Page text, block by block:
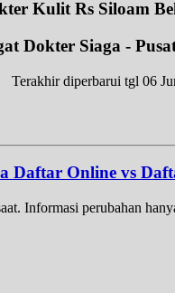
Kulit Rs Siloam
Dokter Siaga -
Terakhir diperbarui tgl 06
Daftar Online vs
Informasi perubahan